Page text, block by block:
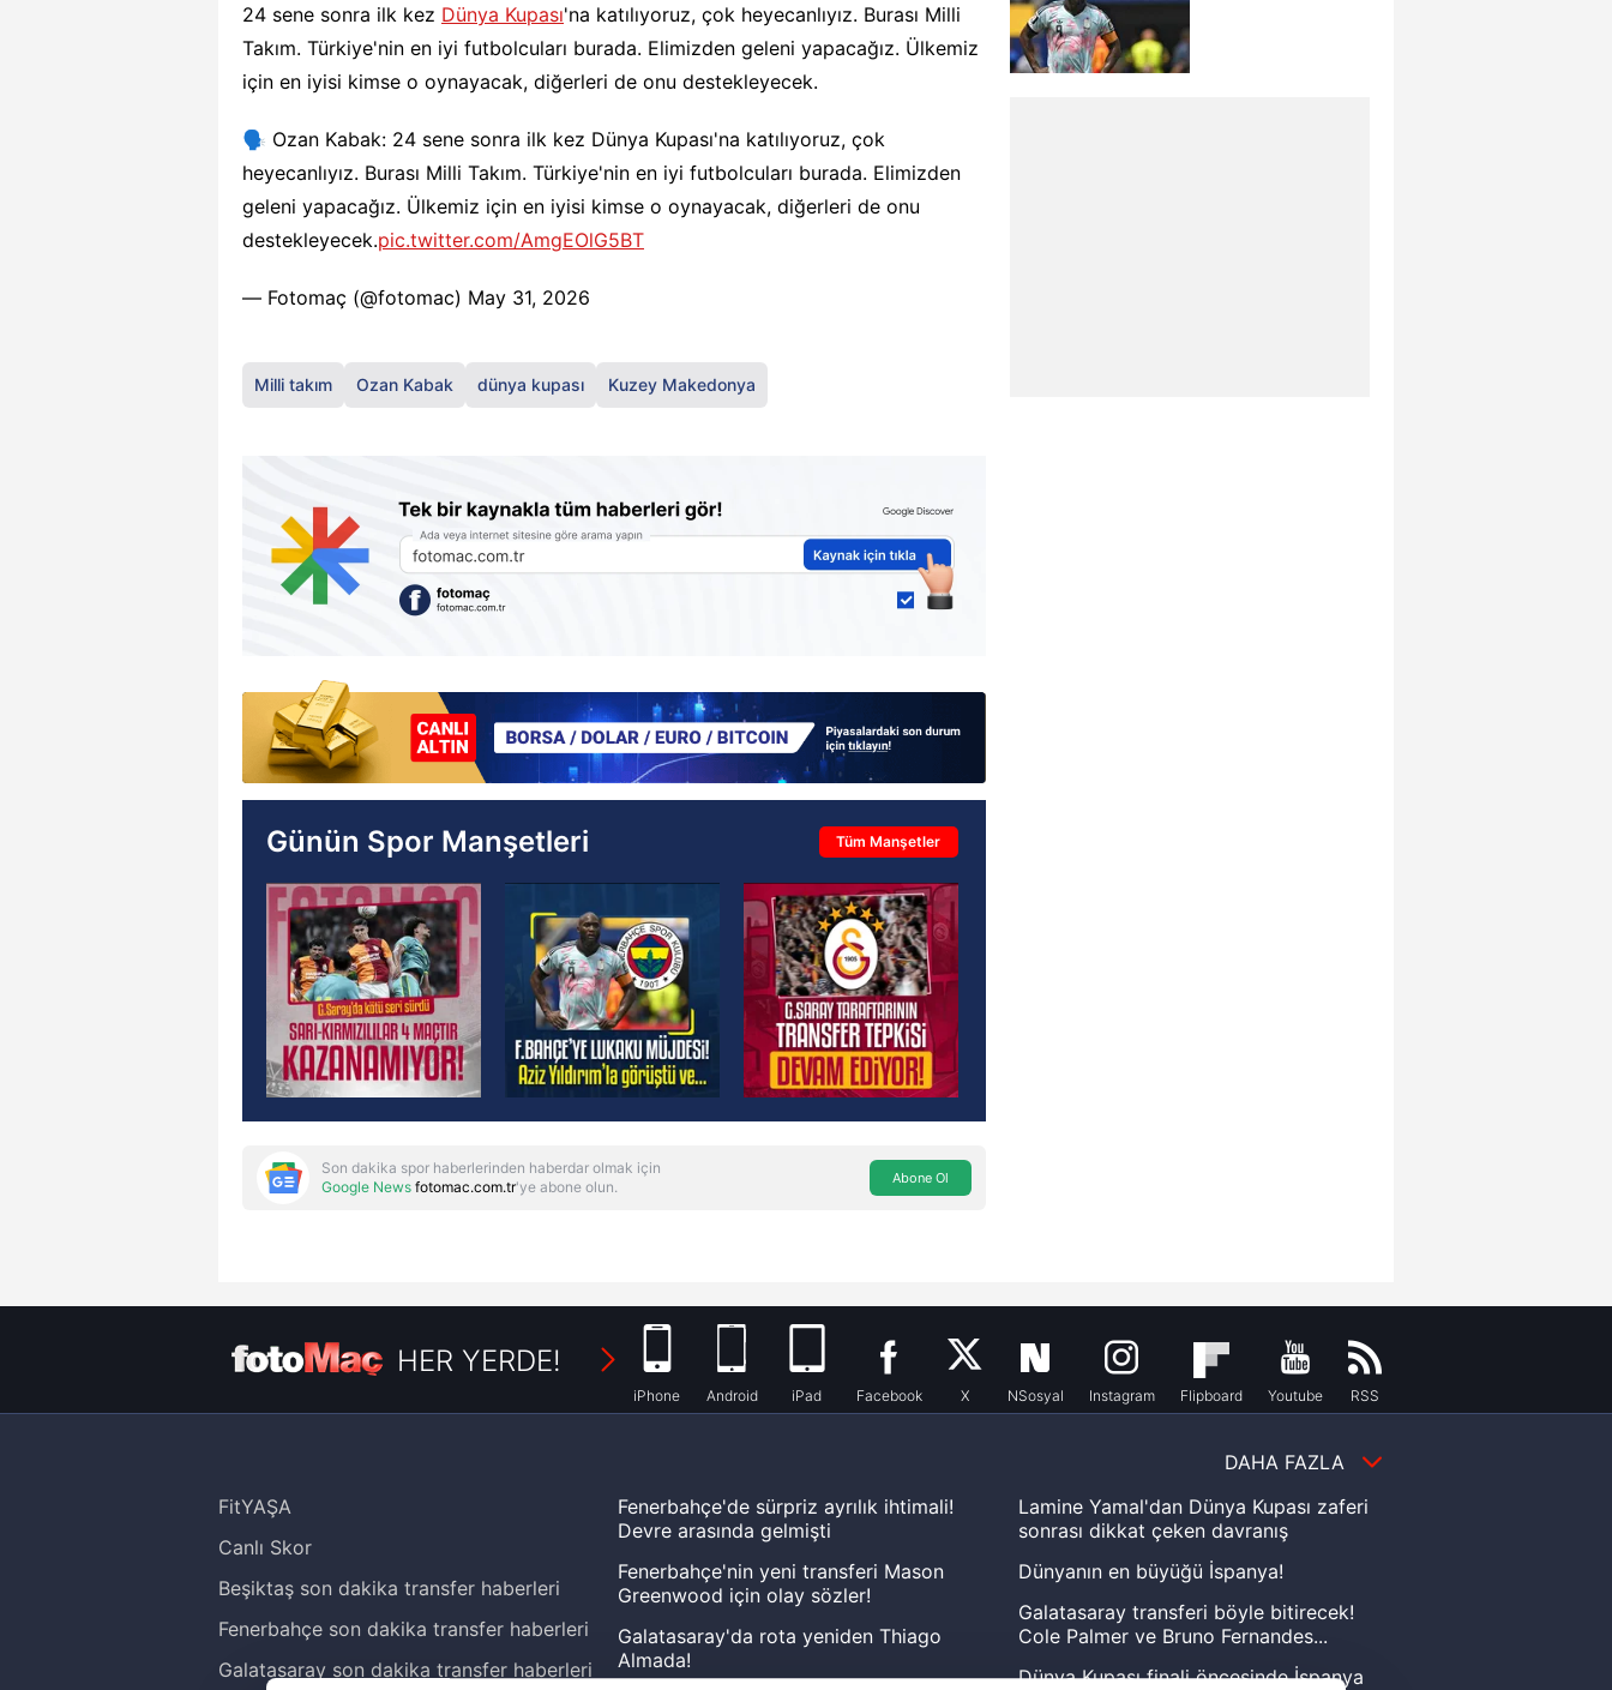
Reddet
24 sene sonra ilk kez Dünya Kupası'na katılıyoruz, çok heyecanlıyız. Burası Milli
Takım. Türkiye'nin en iyi futbolcuları burada. Elimizden geleni yapacağız. Ülkemiz
için en iyisi kimse o oynayacak, diğerleri de onu destekleyecek.
🗣️ Ozan Kabak: 24 sene sonra ilk kez Dünya Kupası'na katılıyoruz, çok
heyecanlıyız. Burası Milli Takım. Türkiye'nin en iyi futbolcuları burada. Elimizden
geleni yapacağız. Ülkemiz için en iyisi kimse o oynayacak, diğerleri de onu
destekleyecek.pic.twitter.com/AmgEOlG5BT
— Fotomaç (@fotomac) May 31, 2026
Milli takım Ozan Kabak dünya kupası Kuzey Makedonya
Günün Spor Manşetleri Tüm Manşetler
Son dakika spor haberlerinden haberdar olmak için
Google News fotomac.com.tr'ye abone olun. Abone Ol
HER YERDE!
iPhone Android iPad Facebook X NSosyal Instagram Flipboard Youtube RSS
DAHA FAZLA
FitYAŞA
Canlı Skor
Beşiktaş son dakika transfer haberleri
Fenerbahçe son dakika transfer haberleri
Galatasaray son dakika transfer haberleri
Fenerbahçe'de sürpriz ayrılık ihtimali!
Devre arasında gelmişti
Fenerbahçe'nin yeni transferi Mason
Greenwood için olay sözler!
Galatasaray'da rota yeniden Thiago
Almada!
Lamine Yamal'dan Dünya Kupası zaferi
sonrası dikkat çeken davranış
Dünyanın en büyüğü İspanya!
Galatasaray transferi böyle bitirecek!
Cole Palmer ve Bruno Fernandes...
Dünya Kupası finali öncesinde İspanya